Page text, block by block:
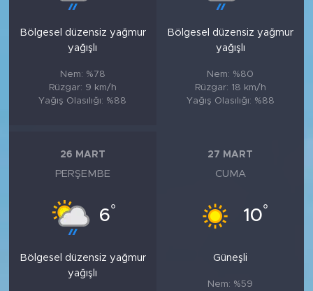
Bölgesel düzensiz yağmur
yağışlı
Nem: %78
Rüzgar: 9 km/h
Yağış Olasılığı: %88
Bölgesel düzensiz yağmur
yağışlı
Nem: %80
Rüzgar: 18 km/h
Yağış Olasılığı: %88
26 MART
PERŞEMBE
6°
Bölgesel düzensiz yağmur
yağışlı
27 MART
CUMA
10°
Güneşli
Nem: %59